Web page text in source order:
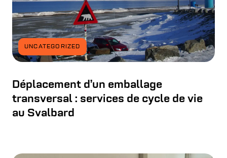
UNCATEGORIZED
Déplacement d’un emballage
transversal : services de cycle de vie
au Svalbard